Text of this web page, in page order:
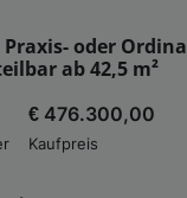
Praxis- oder
ab 42,5 m²
€ 476.300,00
Kaufpreis